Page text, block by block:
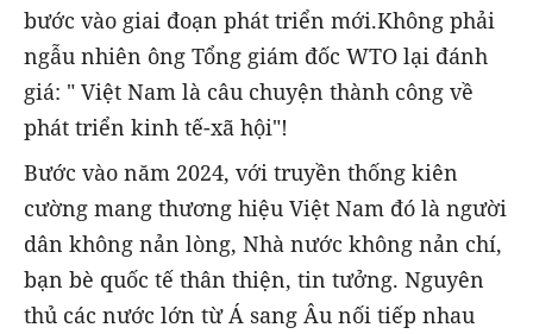
bước vào giai đoạn phát triển mới.Không phải
ngẫu nhiên ông Tổng giám đốc WTO lại đánh
giá: " Việt Nam là câu chuyện thành công về
phát triển kinh tế-xã hội"!
Bước vào năm 2024, với truyền thống kiên
cường mang thương hiệu Việt Nam đó là người
dân không nản lòng, Nhà nước không nản chí,
bạn bè quốc tế thân thiện, tin tưởng. Nguyên
thủ các nước lớn từ Á sang Âu nối tiếp nhau